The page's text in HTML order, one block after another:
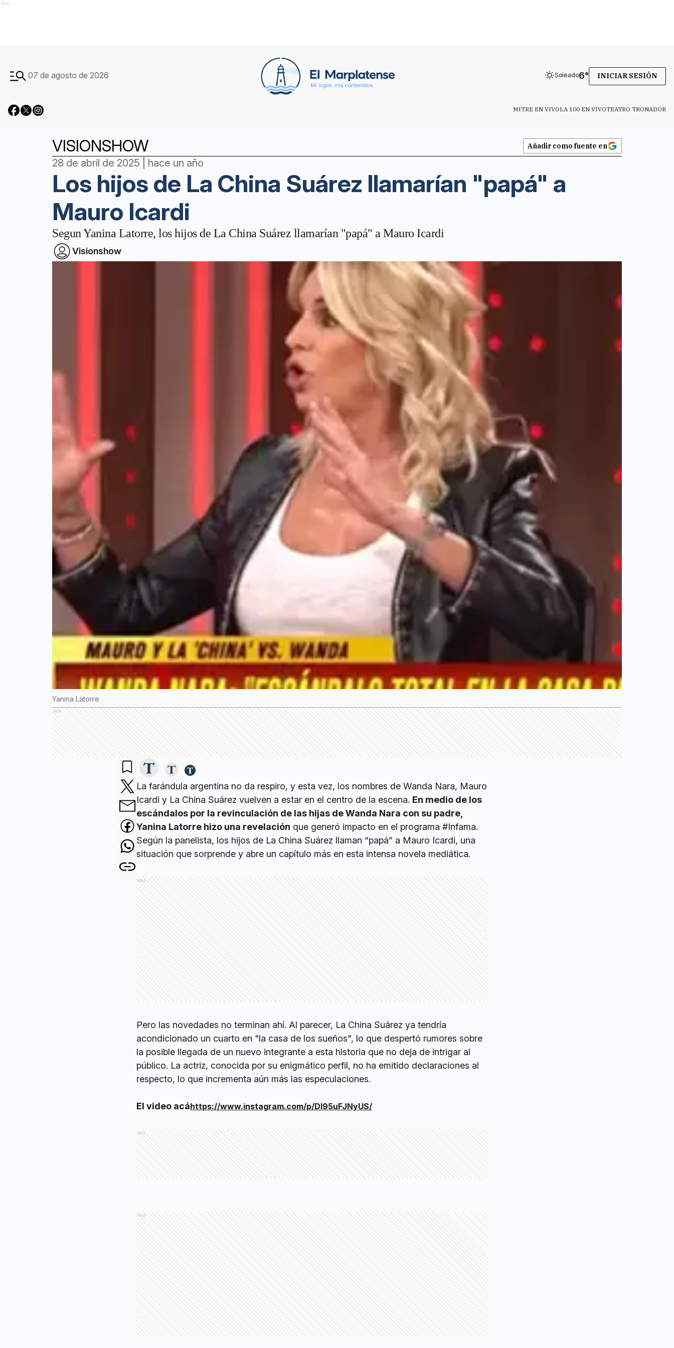
Ads
07 de agosto de 2026 Soleado6° INICIAR SESIÓN
MITRE EN VIVOLA 100 EN VIVOTEATRO TRONADOR
VISIONSHOW Añadir como fuente en
28 de abril de 2025 | hace un año
Los hijos de La China Suárez llamarían "papá" a
Mauro Icardi
Segun Yanina Latorre, los hijos de La China Suárez llamarían "papá" a Mauro Icardi
Visionshow
Yanina Latorre
Ads
La farándula argentina no da respiro, y esta vez, los nombres de Wanda Nara, Mauro
Icardi y La China Suárez vuelven a estar en el centro de la escena. En medio de los
escándalos por la revinculación de las hijas de Wanda Nara con su padre,
Yanina Latorre hizo una revelación que generó impacto en el programa #Infama.
Según la panelista, los hijos de La China Suárez llaman “papá” a Mauro Icardi, una
situación que sorprende y abre un capítulo más en esta intensa novela mediática.
Ads
Pero las novedades no terminan ahí. Al parecer, La China Suárez ya tendría
acondicionado un cuarto en "la casa de los sueños", lo que despertó rumores sobre
la posible llegada de un nuevo integrante a esta historia que no deja de intrigar al
público. La actriz, conocida por su enigmático perfil, no ha emitido declaraciones al
respecto, lo que incrementa aún más las especulaciones.
El video acáhttps://www.instagram.com/p/DI95uFJNyUS/
Ads
Ads